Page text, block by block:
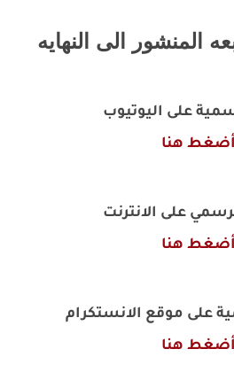
المنشور الى النهايه
على اليوتيوب
أضغط هنا
على الانترنت
أضغط هنا
على موقع الانستكرام
أضغط هنا